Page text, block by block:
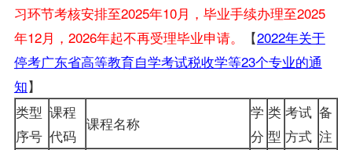
习环节考核安排至2025年10月，毕业手续办理至2025
年12月，2026年起不再受理毕业申请。
【2022年关于
停考广东省高等教育自学考试税收学等23个专业的通
知】
类型
序号
课程
代码
课程名称
学
分
类
型
考试
方式
备
注